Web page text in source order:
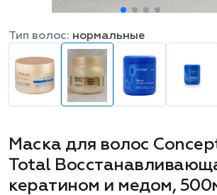
Маска для волос
Total
кератином и медом,
Тип волос: нормальные